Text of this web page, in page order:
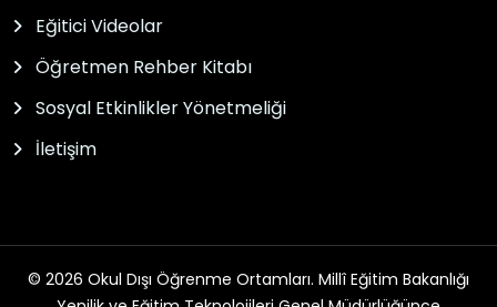
Eğitici Videolar
Öğretmen Rehber Kitabı
Sosyal Etkinlikler Yönetmeliği
İletişim
© 2026 Okul Dışı Öğrenme Ortamları. Millî Eğitim Bakanlığı